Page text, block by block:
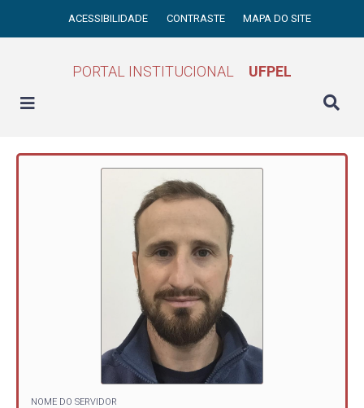
ACESSIBILIDADE CONTRASTE MAPA DO SITE
PORTAL INSTITUCIONAL UFPEL
NOME DO SERVIDOR